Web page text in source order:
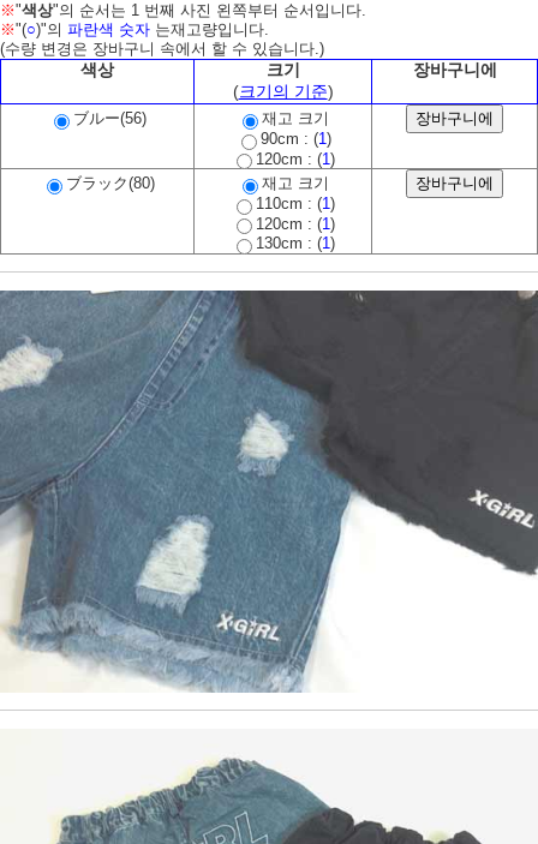
※"색상"의 순서는 1 번째 사진 왼쪽부터 순서입니다.
※"(○)"의 파란색 숫자 는재고량입니다.
(수량 변경은 장바구니 속에서 할 수 있습니다.)
색상
크기
(크기의 기준)
장바구니에
ブルー(56)
재고 크기
90cm : (1)
120cm : (1 )
ブラック(80)
재고 크기
110cm : (1)
120cm : (1 )
130cm : (1)